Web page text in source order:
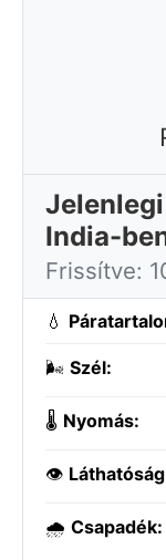
India-
Frissítve:
💧
🌬️ Szél:
🌡️ Nyomás:
👁️
🌧️ Csapadék: